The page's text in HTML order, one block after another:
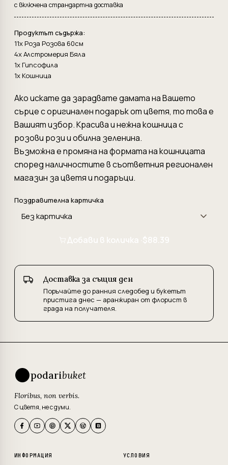
с включена страндартна доставка
Продуктът съдържа:
11x Роза Розова 60см
4x Алстромерия Бяла
1x Гипсофила
1x Кошница
Ако искате да зарадвате дамата на Вашето
сърце с оригинален подарък от цветя, то това е
Вашият избор. Красива и нежна кошница с
розови рози и обилна зеленина.
Възможна е промяна на формата на кошницата
според наличностите в съответния регионален
магазин за цветя и подаръци.
Поздравителна картичка
Добави в количка · $88.39
Доставка за същия ден
Поръчайте до ранния следобед и букетът
пристига днес — аранжиран от флорист в
града на получателя.
podaribuket
Floribus, non verbis.
С цветя, не с думи.
ИНФОРМАЦИЯ УСЛОВИЯ